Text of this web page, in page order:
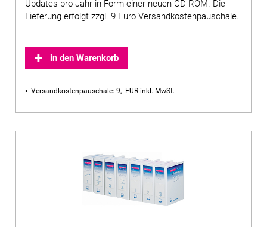
Updates pro Jahr in Form einer neuen CD-ROM. Die
Lieferung erfolgt zzgl. 9 Euro Versandkostenpauschale.
in den Warenkorb
Versandkostenpauschale: 9,- EUR inkl. MwSt.